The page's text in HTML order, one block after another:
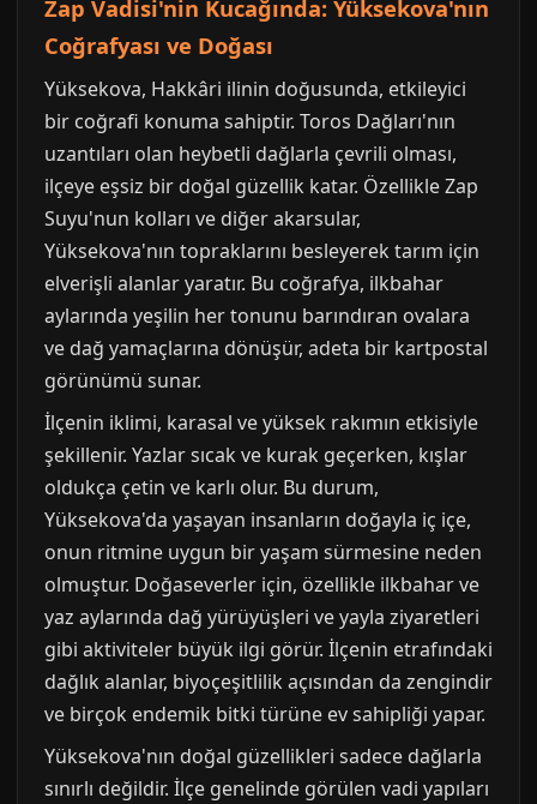
Zap Vadisi'nin Kucağında: Yüksekova'nın
Coğrafyası ve Doğası
Yüksekova, Hakkâri ilinin doğusunda, etkileyici
bir coğrafi konuma sahiptir. Toros Dağları'nın
uzantıları olan heybetli dağlarla çevrili olması,
ilçeye eşsiz bir doğal güzellik katar. Özellikle Zap
Suyu'nun kolları ve diğer akarsular,
Yüksekova'nın topraklarını besleyerek tarım için
elverişli alanlar yaratır. Bu coğrafya, ilkbahar
aylarında yeşilin her tonunu barındıran ovalara
ve dağ yamaçlarına dönüşür, adeta bir kartpostal
görünümü sunar.
İlçenin iklimi, karasal ve yüksek rakımın etkisiyle
şekillenir. Yazlar sıcak ve kurak geçerken, kışlar
oldukça çetin ve karlı olur. Bu durum,
Yüksekova'da yaşayan insanların doğayla iç içe,
onun ritmine uygun bir yaşam sürmesine neden
olmuştur. Doğaseverler için, özellikle ilkbahar ve
yaz aylarında dağ yürüyüşleri ve yayla ziyaretleri
gibi aktiviteler büyük ilgi görür. İlçenin etrafındaki
dağlık alanlar, biyoçeşitlilik açısından da zengindir
ve birçok endemik bitki türüne ev sahipliği yapar.
Yüksekova'nın doğal güzellikleri sadece dağlarla
sınırlı değildir. İlçe genelinde görülen vadi yapıları